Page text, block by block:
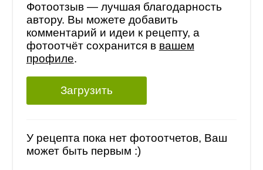
Фотоотзыв — лучшая благодарность
автору. Вы можете добавить
комментарий и идеи к рецепту, а
фотоотчёт сохранится в вашем
профиле.
Загрузить
У рецепта пока нет фотоотчетов, Ваш
может быть первым :)